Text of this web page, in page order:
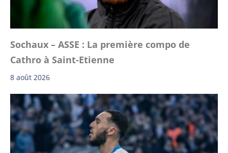
Sochaux – ASSE : La première compo de
Cathro à Saint-Etienne
8 août 2026